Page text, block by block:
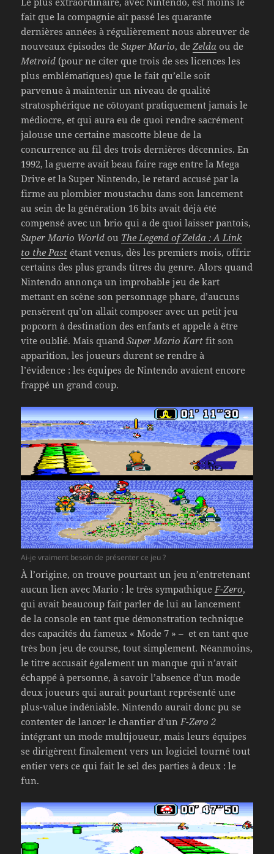
fait que la compagnie ait passé les quarante
dernières années à régulièrement nous abreuver de
nouveaux épisodes deSuper Mario, deZelda ou de
Metroid (pour ne citer que trois de ses licences les
plus emblématiques) que le fait qu’elle soit
parvenue à maintenir un niveau de qualité
stratosphérique ne côtoyant pratiquement jamais le
médiocre, et qui aura eu de quoi rendre sacrément
jalouse une certaine mascotte bleue de la
concurrence au fil des trois dernières décennies. En
1992, la guerre avait beau faire rage entre la Mega
Drive et la Super Nintendo, le retard accusé par la
firme au plombier moustachu dans son lancement
au sein de la génération 16 bits avait déjà été
compensé avec un brio qui a de quoi laisser pantois,
Super Mario World ou The Legend of Zelda : A Link
to the Past étant venus, dès les premiers mois, offrir
certains des plus grands titres du genre. Alors quand
Nintendo annonça un improbable jeu de kart
mettant en scène son personnage phare, d’aucuns
pensèrent qu’on allait composer avec un petit jeu
popcorn à destination des enfants et appelé à être
vite oublié. Mais quandSuper Mario Kart fit son
apparition, les joueurs durent se rendre à
l’évidence : les équipes de Nintendo avaient encore
frappé un grand coup.
Ai-je vraiment besoin de présenter ce jeu ?
À l’origine, on trouve pourtant un jeu n’entretenant
aucun lien avec Mario : le très sympathique F-Zero,
qui avait beaucoup fait parler de lui au lancement
de la console en tant que démonstration technique
des capacités du fameux « Mode 7 » – et en tant que
très bon jeu de course, tout simplement. Néanmoins,
le titre accusait également un manque qui n’avait
échappé à personne, à savoir l’absence d’un mode
deux joueurs qui aurait pourtant représenté une
plus-value indéniable. Nintendo aurait donc pu se
contenter de lancer le chantier d’un F-Zero 2
intégrant un mode multijoueur, mais leurs équipes
se dirigèrent finalement vers un logiciel tourné tout
entier vers ce qui fait le sel des parties à deux : le
fun.